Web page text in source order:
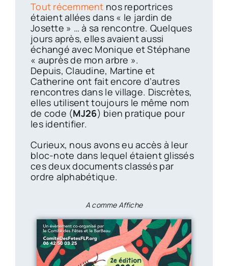
Tout récemment nos reportrices
étaient allées dans « le jardin de
Josette » … à sa rencontre. Quelques
jours après, elles avaient aussi
échangé avec Monique et Stéphane
« auprès de mon arbre ».
Depuis, Claudine, Martine et
Catherine ont fait encore d’autres
rencontres dans le village. Discrètes,
elles utilisent toujours le même nom
de code (MJ26) bien pratique pour
les identifier.
Curieux, nous avons eu accès à leur
bloc-note dans lequel étaient glissés
ces deux documents classés par
ordre alphabétique.
A comme Affiche